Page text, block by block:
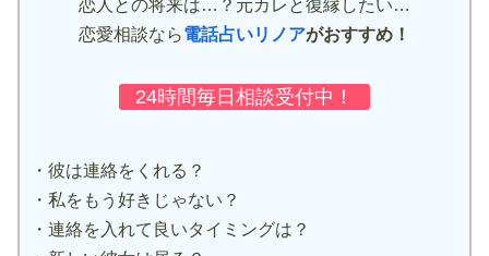
恋人との将来は…？元カレと復縁したい…
恋愛相談なら電話占いリノアがおすすめ！
24時間毎日相談受付中！
・彼は連絡をくれる？
・私をもう好きじゃない？
・連絡を入れて良いタイミングは？